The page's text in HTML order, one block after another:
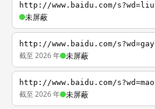
http://www.baidu.com/s?wd=liu
未屏蔽
http://www.baidu.com/s?wd=gay
截至 2026 年 未屏蔽
http://www.baidu.com/s?wd=mao
截至 2026 年 未屏蔽